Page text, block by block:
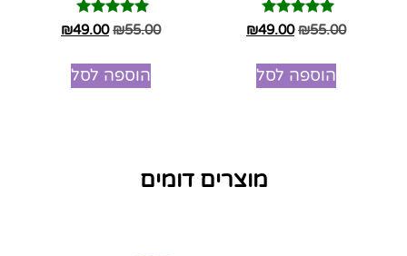
דורג
5.00
₪55.00
₪49.00
הוספה לסל
דורג
5.00
₪55.00
₪49.00
הוספה לסל
מוצרים דומים